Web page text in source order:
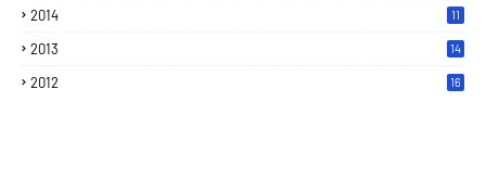
2014 11
2013 14
2012 16